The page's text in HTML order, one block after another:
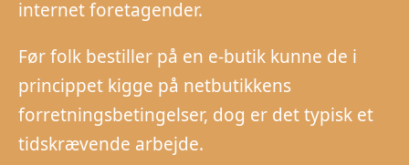
internet foretagender.
Før folk bestiller på en e-butik kunne de i
princippet kigge på netbutikkens
forretningsbetingelser, dog er det typisk et
tidskrævende arbejde.